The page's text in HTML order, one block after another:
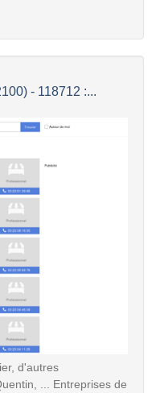
- 118712 :...
d'autres
... Entreprises de